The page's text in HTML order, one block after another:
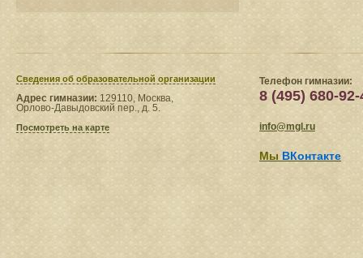
Сведения​ об образовательной организации
Адрес гимназии: 129110, Москва,
Орлово-Давыдовский пер., д. 5.
Посмотреть на карте
Телефон гимназии:
8 (495) 680-92-
info@mgl.ru
Мы ВКонтакте